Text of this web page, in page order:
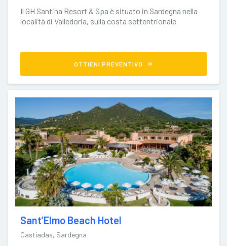
Il GH Santina Resort & Spa è situato in Sardegna nella
località di Valledoria, sulla costa settentrionale
OTTIENI PREVENTIVO
Sant’Elmo Beach Hotel
Castiadas, Sardegna